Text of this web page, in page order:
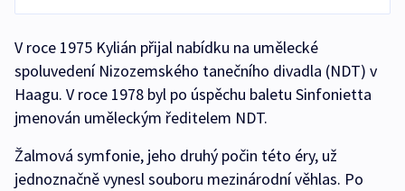
V roce 1975 Kylián přijal nabídku na umělecké
spoluvedení Nizozemského tanečního divadla (NDT) v
Haagu. V roce 1978 byl po úspěchu baletu Sinfonietta
jmenován uměleckým ředitelem NDT.
Žalmová symfonie, jeho druhý počin této éry, už
jednoznačně vynesl souboru mezinárodní věhlas. Po